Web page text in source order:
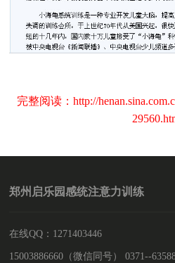
完整阅读： http://
郑州启乐园感统注意力训练
在线QQ：1271403446
15003886660（微信同号） 0371--